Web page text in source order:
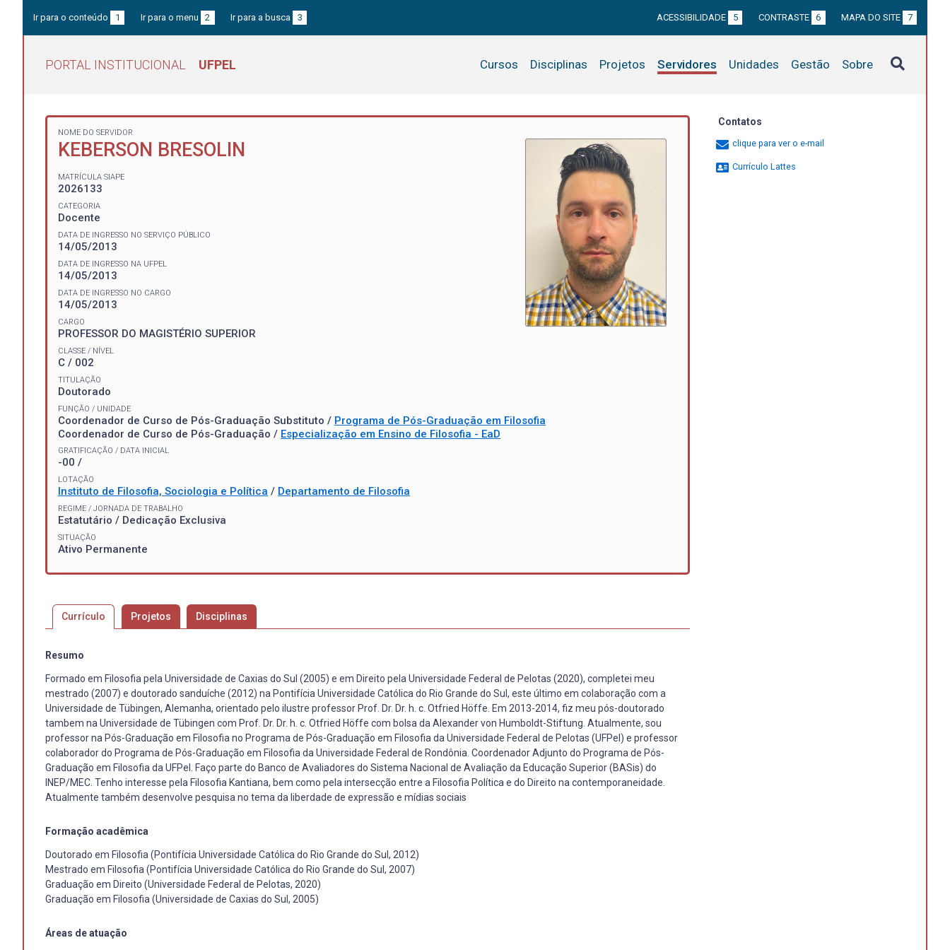
Ir para o conteúdo 1 Ir para o menu 2 Ir para a busca 3 ACESSIBILIDADE 5 CONTRASTE 6 MAPA DO SITE 7
PORTAL INSTITUCIONAL UFPEL Cursos Disciplinas Projetos Servidores Unidades Gestão Sobre
NOME DO SERVIDOR
KEBERSON BRESOLIN
MATRÍCULA SIAPE
2026133
CATEGORIA
Docente
DATA DE INGRESSO NO SERVIÇO PÚBLICO
14/05/2013
DATA DE INGRESSO NA UFPEL
14/05/2013
DATA DE INGRESSO NO CARGO
14/05/2013
CARGO
PROFESSOR DO MAGISTÉRIO SUPERIOR
CLASSE / NÍVEL
C / 002
TITULAÇÃO
Doutorado
FUNÇÃO / UNIDADE
Coordenador de Curso de Pós-Graduação Substituto / Programa de Pós-Graduação em Filosofia
Coordenador de Curso de Pós-Graduação / Especialização em Ensino de Filosofia - EaD
GRATIFICAÇÃO / DATA INICIAL
-00 /
LOTAÇÃO
Instituto de Filosofia, Sociologia e Política / Departamento de Filosofia
REGIME / JORNADA DE TRABALHO
Estatutário / Dedicação Exclusiva
SITUAÇÃO
Ativo Permanente
Currículo Projetos Disciplinas
Resumo
Formado em Filosofia pela Universidade de Caxias do Sul (2005) e em Direito pela Universidade Federal de Pelotas (2020), completei meu
mestrado (2007) e doutorado sanduíche (2012) na Pontifícia Universidade Católica do Rio Grande do Sul, este último em colaboração com a
Universidade de Tübingen, Alemanha, orientado pelo ilustre professor Prof. Dr. Dr. h. c. Otfried Höffe. Em 2013-2014, fiz meu pós-doutorado
tambem na Universidade de Tübingen com Prof. Dr. Dr. h. c. Otfried Höffe com bolsa da Alexander von Humboldt-Stiftung. Atualmente, sou
professor na Pós-Graduação em Filosofia no Programa de Pós-Graduação em Filosofia da Universidade Federal de Pelotas (UFPel) e professor
colaborador do Programa de Pós-Graduação em Filosofia da Universidade Federal de Rondônia. Coordenador Adjunto do Programa de Pós-
Graduação em Filosofia da UFPel. Faço parte do Banco de Avaliadores do Sistema Nacional de Avaliação da Educação Superior (BASis) do
INEP/MEC. Tenho interesse pela Filosofia Kantiana, bem como pela intersecção entre a Filosofia Política e do Direito na contemporaneidade.
Atualmente também desenvolve pesquisa no tema da liberdade de expressão e mídias sociais
Formação acadêmica
Doutorado em Filosofia (Pontifícia Universidade Católica do Rio Grande do Sul, 2012)
Mestrado em Filosofia (Pontifícia Universidade Católica do Rio Grande do Sul, 2007)
Graduação em Direito (Universidade Federal de Pelotas, 2020)
Graduação em Filosofia (Universidade de Caxias do Sul, 2005)
Áreas de atuação
Contatos
clique para ver o e-mail
Currículo Lattes